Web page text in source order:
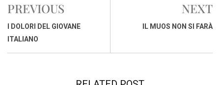
b
o
o
s
A
d
PREVIOUS
I DOLORI DEL GIOVANE
ITALIANO
NEXT
IL MUOS NON SI FARÀ